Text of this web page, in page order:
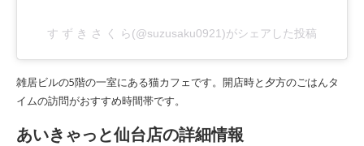
す ず き さ く ら(@suzusaku0921)がシェアした投稿
雑居ビルの5階の一室にある猫カフェです。開店時と夕方のごはんタ
イムの訪問がおすすめ時間帯です。
あいきゃっと仙台店の詳細情報